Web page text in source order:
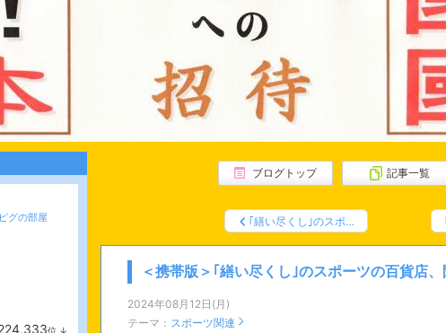
佳羅研（からけん）への
としての国家」「遅い発達障害」そして「体育とスポーツ
それぞれの「縒り良い在り方」を主張・提言するホーム
『佳羅研』（佳羅研究所）の御案内です。
ブログトップ 記事一覧
｢繕い尽くし｣のスポ…
＜携帯版＞｢繕い尽くし｣のスポーツの百貨店、
2024年08月12日(月)
テーマ： スポーツ関連
ピグの部屋
位 ↓